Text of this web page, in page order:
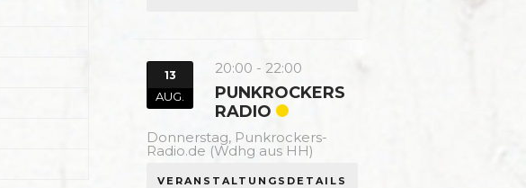
13
AUG.
20:00 - 22:00
PUNKROCKERS
RADIO
Donnerstag, Punkrockers-
Radio.de (Wdhg aus HH)
VERANSTALTUNGSDETAILS